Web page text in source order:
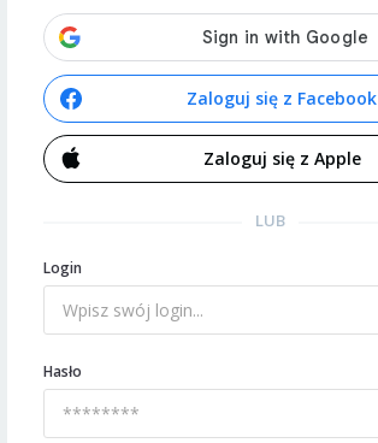
Zaloguj się z Facebook
Zaloguj się z Apple
LUB
Login
Hasło